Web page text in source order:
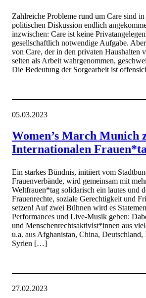
Zahlreiche Probleme rund um Care sind
politischen Diskussion endlich
inzwischen: Care ist keine
gesellschaftlich notwendige Aufgabe.
von Care, der in den privaten Haushalten
selten als Arbeit wahrgenommen,
Die Bedeutung der Sorgearbeit ist
05.03.2023
Women’s March Munich
Internationalen
Ein starkes Bündnis, initiiert vom
Frauenverbände, wird gemeinsam mit
Weltfrauen*tag solidarisch ein lautes und
Frauenrechte, soziale Gerechtigkeit und
setzen! Auf zwei Bühnen wird es
Performances und Live-Musik geben:
und Menschenrechtsaktivist*innen aus
u.a. aus Afghanistan, China, Deutschland,
Syrien […]
27.02.2023